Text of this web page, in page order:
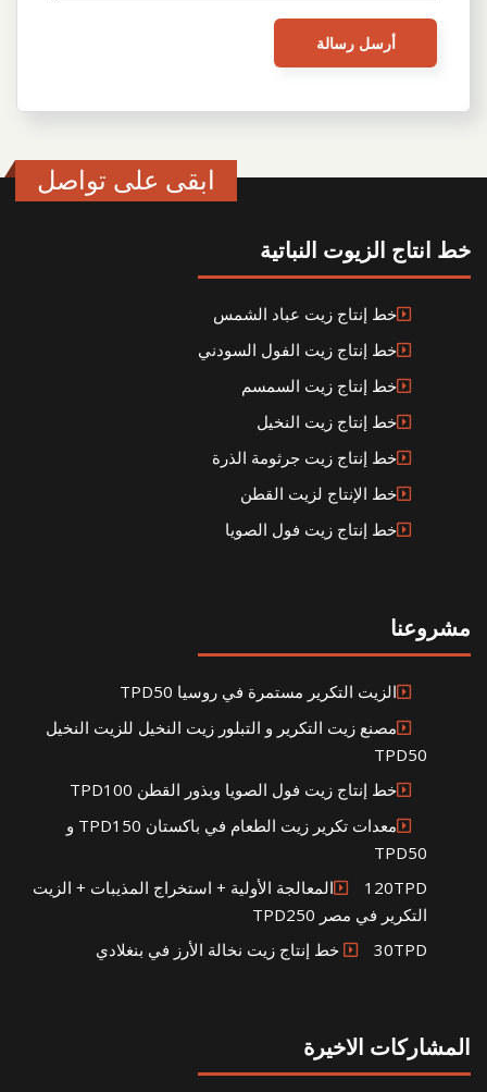
ابقى على تواصل
خط انتاج الزيوت النباتية
خط إنتاج زيت عباد الشمس
خط إنتاج زيت الفول السودني
خط إنتاج زيت السمسم
خط إنتاج زيت النخيل
خط إنتاج زيت جرثومة الذرة
خط الإنتاج لزيت القطن
خط إنتاج زيت فول الصويا
مشروعنا
الزيت التكرير مستمرة في روسيا TPD50
مصنع زيت التكرير و التبلور زيت النخيل للزيت النخيل
TPD50
خط إنتاج زيت فول الصويا وبذور القطن TPD100
معدات تكرير زيت الطعام في باكستان TPD150 و
TPD50
120TPDالمعالجة الأولية + استخراج المذيبات + الزيت
التكرير في مصر TPD250
30TPD خط إنتاج زيت نخالة الأرز في بنغلادي
المشاركات الاخيرة